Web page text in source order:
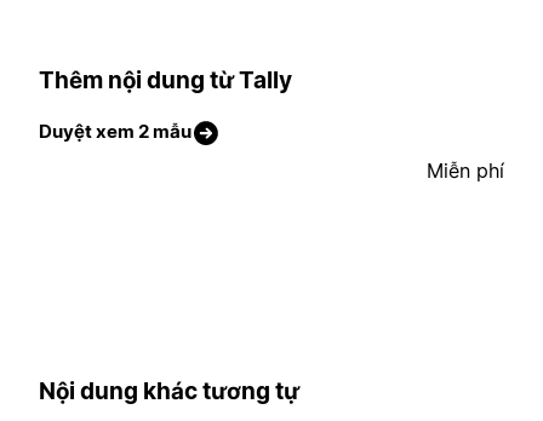
Thêm nội dung từ Tally
Duyệt xem 2 mẫu
Miễn phí
Nội dung khác tương tự